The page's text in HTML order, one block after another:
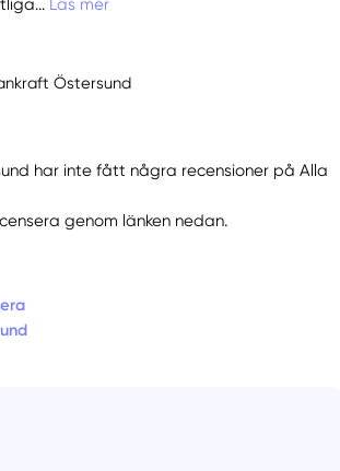
Läs mer
Östersund
har inte fått några recensioner på Alla
genom länken nedan.